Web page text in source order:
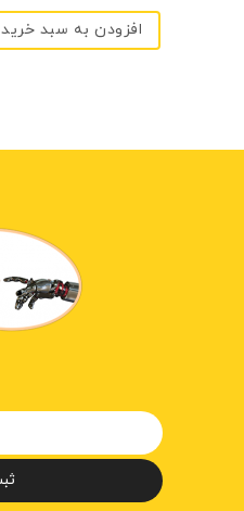
افزودن به سبد خرید